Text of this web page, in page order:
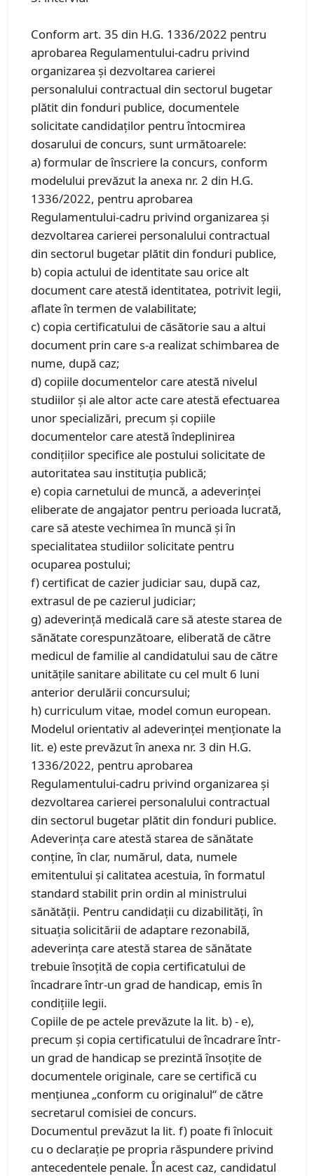
Conform art. 35 din H.G. 1336/2022 pentru
aprobarea Regulamentului-cadru privind
organizarea şi dezvoltarea carierei
personalului contractual din sectorul bugetar
plătit din fonduri publice, documentele
solicitate candidaţilor pentru întocmirea
dosarului de concurs, sunt următoarele:
a) formular de înscriere la concurs, conform
modelului prevăzut la anexa nr. 2 din H.G.
1336/2022, pentru aprobarea
Regulamentului-cadru privind organizarea şi
dezvoltarea carierei personalului contractual
din sectorul bugetar plătit din fonduri publice,
b) copia actului de identitate sau orice alt
document care atestă identitatea, potrivit legii,
aflate în termen de valabilitate;
c) copia certificatului de căsătorie sau a altui
document prin care s-a realizat schimbarea de
nume, după caz;
d) copiile documentelor care atestă nivelul
studiilor și ale altor acte care atestă efectuarea
unor specializări, precum și copiile
documentelor care atestă îndeplinirea
condițiilor specifice ale postului solicitate de
autoritatea sau instituția publică;
e) copia carnetului de muncă, a adeverinței
eliberate de angajator pentru perioada lucrată,
care să ateste vechimea în muncă și în
specialitatea studiilor solicitate pentru
ocuparea postului;
f) certificat de cazier judiciar sau, după caz,
extrasul de pe cazierul judiciar;
g) adeverință medicală care să ateste starea de
sănătate corespunzătoare, eliberată de către
medicul de familie al candidatului sau de către
unitățile sanitare abilitate cu cel mult 6 luni
anterior derulării concursului;
h) curriculum vitae, model comun european.
Modelul orientativ al adeverinţei menţionate la
lit. e) este prevăzut în anexa nr. 3 din H.G.
1336/2022, pentru aprobarea
Regulamentului-cadru privind organizarea şi
dezvoltarea carierei personalului contractual
din sectorul bugetar plătit din fonduri publice.
Adeverinţa care atestă starea de sănătate
conţine, în clar, numărul, data, numele
emitentului şi calitatea acestuia, în formatul
standard stabilit prin ordin al ministrului
sănătăţii. Pentru candidaţii cu dizabilităţi, în
situaţia solicitării de adaptare rezonabilă,
adeverinţa care atestă starea de sănătate
trebuie însoţită de copia certificatului de
încadrare într-un grad de handicap, emis în
condiţiile legii.
Copiile de pe actele prevăzute la lit. b) - e),
precum şi copia certificatului de încadrare într-
un grad de handicap se prezintă însoţite de
documentele originale, care se certifică cu
menţiunea „conform cu originalul“ de către
secretarul comisiei de concurs.
Documentul prevăzut la lit. f) poate fi înlocuit
cu o declaraţie pe propria răspundere privind
antecedentele penale. În acest caz, candidatul